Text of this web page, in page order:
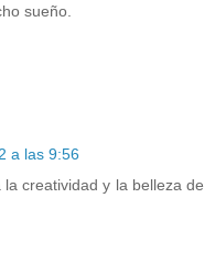
sueño.
a las 9:56
creatividad y la belleza de